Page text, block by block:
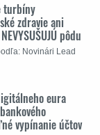
turbíny
zdravie ani
pôdu
Novinári Lead
eura
vypínanie účtov